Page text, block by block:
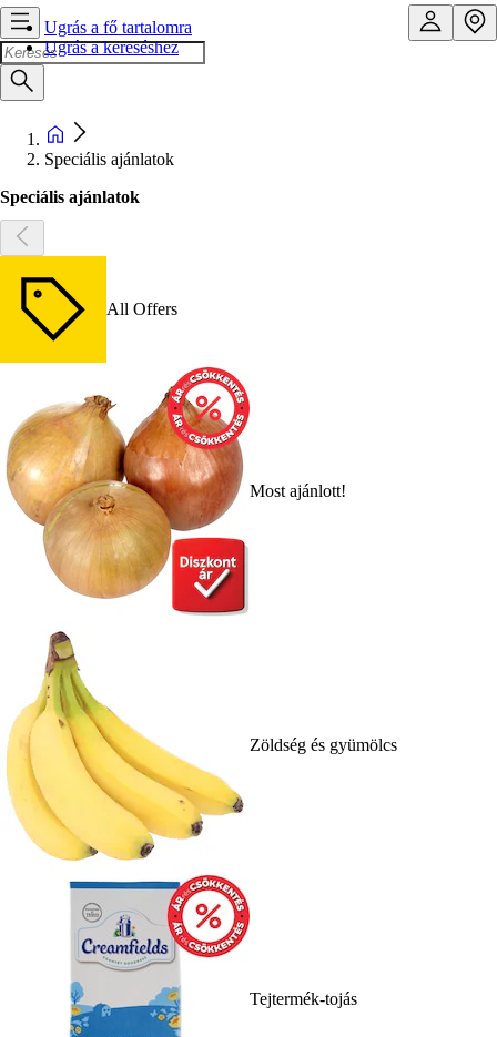
Ugrás a fő tartalomra
Ugrás a kereséshez
Speciális ajánlatok
Speciális ajánlatok
All Offers
Most ajánlott!
Zöldség és gyümölcs
Tejtermék-tojás